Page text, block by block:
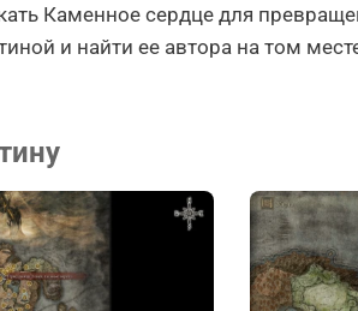
Каменное сердце для
и найти ее автора на том